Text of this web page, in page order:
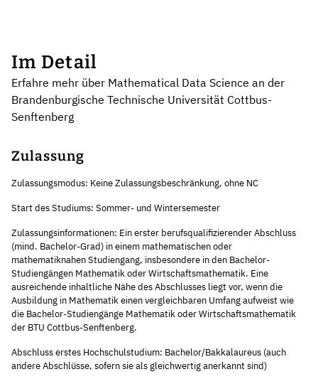
Im Detail
Erfahre mehr über Mathematical Data Science an der
Brandenburgische Technische Universität Cottbus-
Senftenberg
Zulassung
Zulassungsmodus: Keine Zulassungsbeschränkung, ohne NC
Start des Studiums: Sommer- und Wintersemester
Zulassungsinformationen: Ein erster berufsqualifizierender Abschluss
(mind. Bachelor-Grad) in einem mathematischen oder
mathematiknahen Studiengang, insbesondere in den Bachelor-
Studiengängen Mathematik oder Wirtschaftsmathematik. Eine
ausreichende inhaltliche Nähe des Abschlusses liegt vor, wenn die
Ausbildung in Mathematik einen vergleichbaren Umfang aufweist wie
die Bachelor-Studiengänge Mathematik oder Wirtschaftsmathematik
der BTU Cottbus-Senftenberg.
Abschluss erstes Hochschulstudium: Bachelor/Bakkalaureus (auch
andere Abschlüsse, sofern sie als gleichwertig anerkannt sind)